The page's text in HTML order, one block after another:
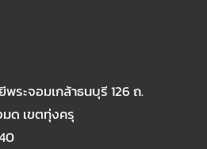
พระจอมเกล้าธนบุรี 126 ถ.
ด เขตทุ่งครุ